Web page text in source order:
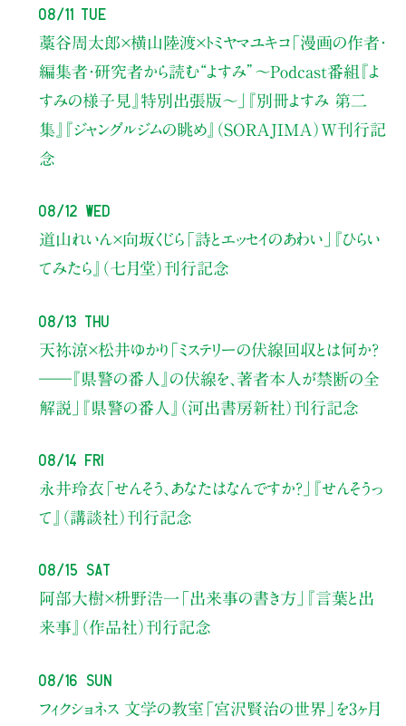
08/11 Tue
藁谷周太郎×横山陸渡×トミヤマユキコ「漫画の作者・
編集者・研究者から読む“よすみ” 〜Podcast番組『よ
すみの様子見』特別出張版〜」
『別冊よすみ 第二
集』『ジャングルジムの眺め』（SORAJIMA）W刊行記
念
08/12 Wed
道山れいん×向坂くじら 「詩とエッセイのあわい」
『ひらい
てみたら』（七月堂）刊行記念
08/13 Thu
天祢涼×松井ゆかり 「ミステリーの伏線回収とは何か？
――『県警の番人』の伏線を、著者本人が禁断の全
解説」
『県警の番人』（河出書房新社）刊行記念
08/14 Fri
永井玲衣 「せんそう、あなたはなんですか？」
『せんそうっ
て』（講談社）刊行記念
08/15 Sat
阿部大樹×枡野浩一 「出来事の書き方」
『言葉と出
来事』（作品社）刊行記念
08/16 Sun
フィクショネス 文学の教室 「宮沢賢治の世界」を3ヶ月